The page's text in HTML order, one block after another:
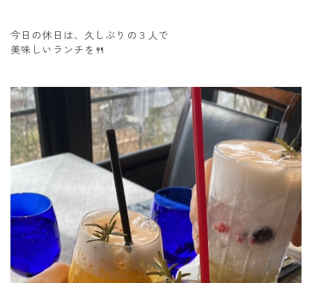
今日の休日は、久しぶりの３人で
美味しいランチを🍴